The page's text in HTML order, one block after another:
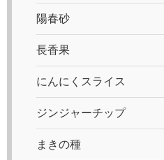
陽春砂
長香果
にんにくスライス
ジンジャーチップ
まきの種